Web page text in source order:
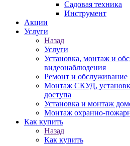
Садовая техника
Инструмент
Акции
Услуги
Назад
Услуги
Установка, монтаж и
видеонаблюдения
Ремонт и обслуживание
Монтаж СКУД,
доступа
Установка и монтаж
Монтаж охранно-
Как купить
Назад
Как купить